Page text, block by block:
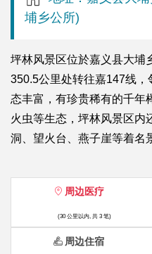
埔乡公所)
坪林风景区位於嘉义县大埔
350.5公里处转往嘉147线
态丰富，有珍贵稀有的千年
火虫等生态，坪林风景区内
洞、望火台、燕子崖等着名
周边医疗
(30 公里以内, 共 3 笔)
周边住宿